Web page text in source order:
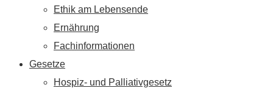
Ethik am Lebensende
Ernährung
Fachinformationen
Gesetze
Hospiz- und Palliativgesetz